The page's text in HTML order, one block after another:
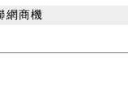
網商機